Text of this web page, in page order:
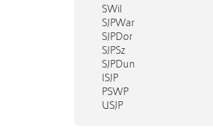
SWil
SJPWar
SJPDor
SJPSz
SJPDun
ISJP
PSWP
USJP